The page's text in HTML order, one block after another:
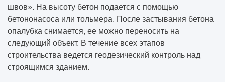
швов». На высоту бетон подается с помощью
бетононасоса или тольмера. После застывания бетона
опалубка снимается, ее можно переносить на
следующий объект. В течение всех этапов
строительства ведется геодезический контроль над
строящимся зданием.